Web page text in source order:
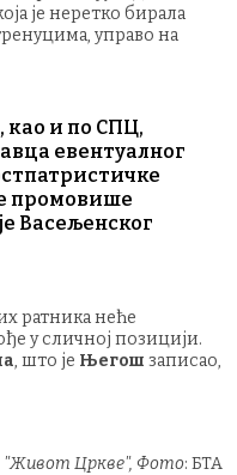
је неретко бирала
управо на
као и по СПЦ,
евентуалног
промовише
Васељенског
ратника неће
у сличној позицији.
, што је Његош записао,
"Живот Цркве", Фото: БТА